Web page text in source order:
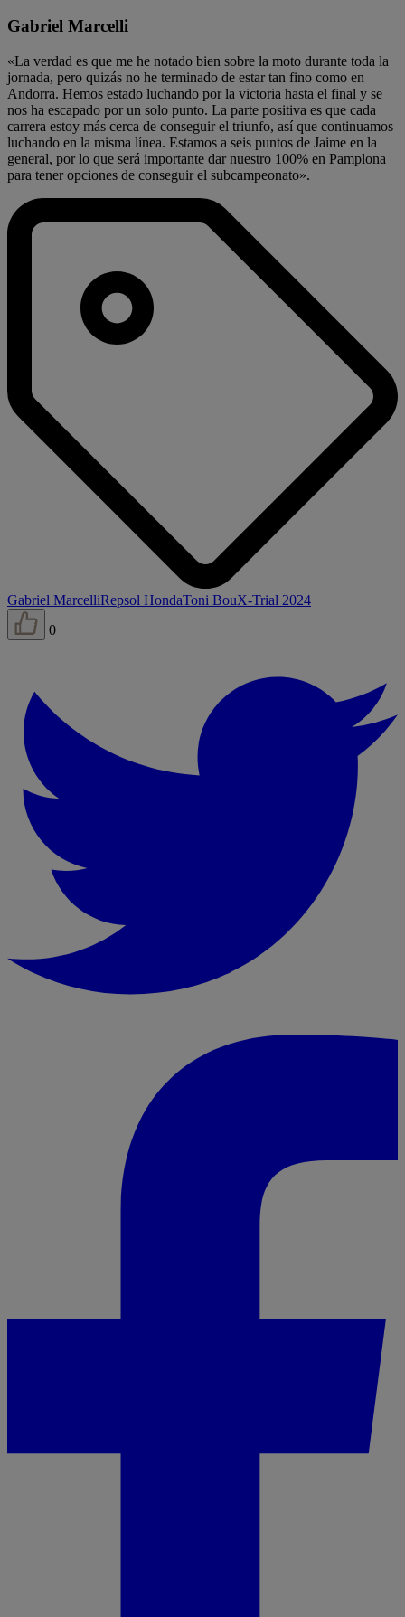
Gabriel Marcelli
«La verdad es que me he notado bien sobre la moto durante toda la
jornada, pero quizás no he terminado de estar tan fino como en
Andorra. Hemos estado luchando por la victoria hasta el final y se
nos ha escapado por un solo punto. La parte positiva es que cada
carrera estoy más cerca de conseguir el triunfo, así que continuamos
luchando en la misma línea. Estamos a seis puntos de Jaime en la
general, por lo que será importante dar nuestro 100% en Pamplona
para tener opciones de conseguir el subcampeonato».
Gabriel MarcelliRepsol HondaToni BouX-Trial 2024
0